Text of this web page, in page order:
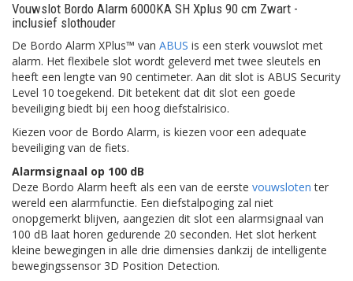
Vouwslot Bordo Alarm 6000KA SH Xplus 90 cm Zwart -
inclusief slothouder
De Bordo Alarm XPlus™ van ABUS is een sterk vouwslot met
alarm. Het flexibele slot wordt geleverd met twee sleutels en
heeft een lengte van 90 centimeter. Aan dit slot is ABUS Security
Level 10 toegekend. Dit betekent dat dit slot een goede
beveiliging biedt bij een hoog diefstalrisico.
Kiezen voor de Bordo Alarm, is kiezen voor een adequate
beveiliging van de fiets.
Alarmsignaal op 100 dB
Deze Bordo Alarm heeft als een van de eerste vouwsloten ter
wereld een alarmfunctie. Een diefstalpoging zal niet
onopgemerkt blijven, aangezien dit slot een alarmsignaal van
100 dB laat horen gedurende 20 seconden. Het slot herkent
kleine bewegingen in alle drie dimensies dankzij de intelligente
bewegingssensor 3D Position Detection.